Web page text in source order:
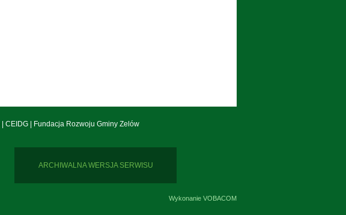
CEIDG| Fundacja Rozwoju Gminy Zelów
ARCHIWALNA WERSJA SERWISU
Wykonanie VOBACOM